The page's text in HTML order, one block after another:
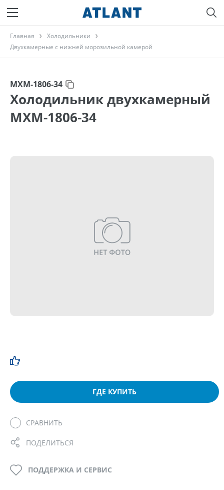
Главная
Холодильники
Двухкамерные с нижней морозильной камерой
МХМ-1806-34
Холодильник двухкамерный
МХМ-1806-34
ГДЕ КУПИТЬ
СРАВНИТЬ
ПОДЕЛИТЬСЯ
ПОДДЕРЖКА И СЕРВИС